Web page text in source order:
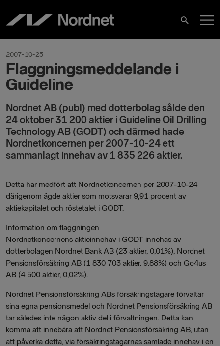
content
Search
2007-10-25
Flaggningsmeddelande i
Guideline
Nordnet AB (publ) med dotterbolag sålde den
24 oktober 31 200 aktier i Guideline Oil Drilling
Technology AB (GODT) och därmed hade
Nordnetkoncernen per 2007-10-24 ett
sammanlagt innehav av 1 835 226 aktier.
Detta har medfört att Nordnetkoncernen per 2007-10-24
därigenom ägde aktier som motsvarar 9,91 procent av
aktiekapitalet och röstetalet i GODT.
Information om flaggningen
Nordnetkoncernens aktieinnehav i GODT innehas av
dotterbolagen Nordnet Bank AB (23 aktier, 0,01%), Nordnet
Pensionsförsäkring AB (1 830 703 aktier, 9,88%) och Go4us
AB (4 500 aktier, 0,02%).
Nordnet Pensionsförsäkring ABs försäkringstagare förvaltar
sina egna pensionsmedel och Nordnet Pensionsförsäkring AB
tar således inte någon aktiv del i förvaltningen. Detta kan
komma att innebära att Nordnet Pensionsförsäkring AB, utan
att påverka detta, via försäkringstagarnas samlade innehav i en